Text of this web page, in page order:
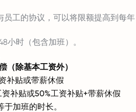
工的协议，可以将限额提高到每年
小时（包含加班）。
（除基本工资外）
补贴或带薪休假
资补贴或50%工资补贴+带薪休假
加班的时长。